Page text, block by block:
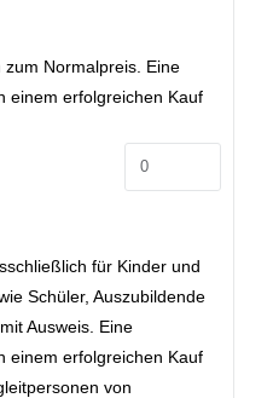
Normalpreis. Eine
einem erfolgreichen Kauf
für Kinder und
Schüler, Auszubildende
Ausweis. Eine
einem erfolgreichen Kauf
von